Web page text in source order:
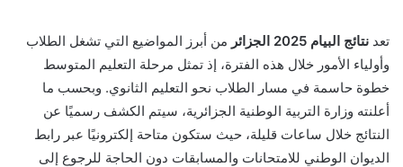
تعد نتائج البيام 2025 الجزائر
من أبرز المواضيع التي تشغل الطلاب
وأولياء الأمور خلال هذه الفترة، إذ تمثل مرحلة التعليم المتوسط
خطوة حاسمة في مسار الطلاب نحو التعليم الثانوي. وبحسب ما
أعلنته وزارة التربية الوطنية الجزائرية، سيتم الكشف رسميًا عن
النتائج خلال ساعات قليلة، حيث ستكون متاحة إلكترونيًا عبر رابط
الديوان الوطني للامتحانات والمسابقات دون الحاجة للرجوع إلى